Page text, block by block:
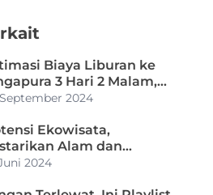
Biaya Liburan ke
3 Hari 2 Malam,
Seru di Negri Singa
2024
Ekowisata,
Alam dan
Lokal
2024